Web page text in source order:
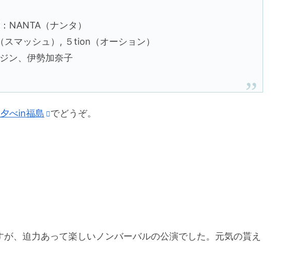
（ナンタ）
ッシュ）, ５tion（オーション）
、伊勢加奈子
べin福島 でどうぞ。
、迫力あって楽しいノンバーバルの公演でした。元気の貰え